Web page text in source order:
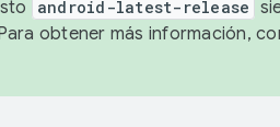
android-latest-release
obtener más información,